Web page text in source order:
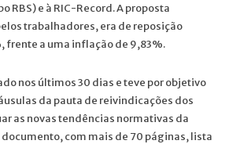
RBS) e à RIC-Record. A proposta
trabalhadores, era de reposição
frente a uma inflação de 9,83%.
nos últimos 30 dias e teve por objetivo
da pauta de reivindicações dos
as novas tendências normativas da
documento, com mais de 70 páginas, lista